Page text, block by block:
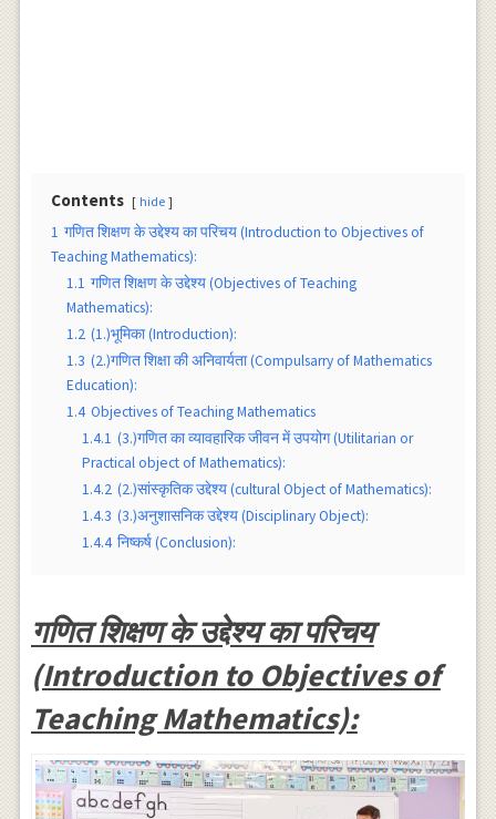
Contents hide
1 गणित शिक्षण के उद्देश्य का परिचय (Introduction to Objectives of
Teaching Mathematics):
1.1 गणित शिक्षण के उद्देश्य (Objectives of Teaching
Mathematics):
1.2 (1.)भूमिका (Introduction):
1.3 (2.)गणित शिक्षा की अनिवार्यता (Compulsarry of Mathematics
Education):
1.4 Objectives of Teaching Mathematics
1.4.1 (3.)गणित का व्यावहारिक जीवन में उपयोग (Utilitarian or
Practical object of Mathematics):
1.4.2 (2.)सांस्कृतिक उद्देश्य (cultural Object of Mathematics):
1.4.3 (3.)अनुशासनिक उद्देश्य (Disciplinary Object):
1.4.4 निष्कर्ष (Conclusion):
गणित शिक्षण के उद्देश्य का परिचय
(Introduction to Objectives of
Teaching Mathematics):